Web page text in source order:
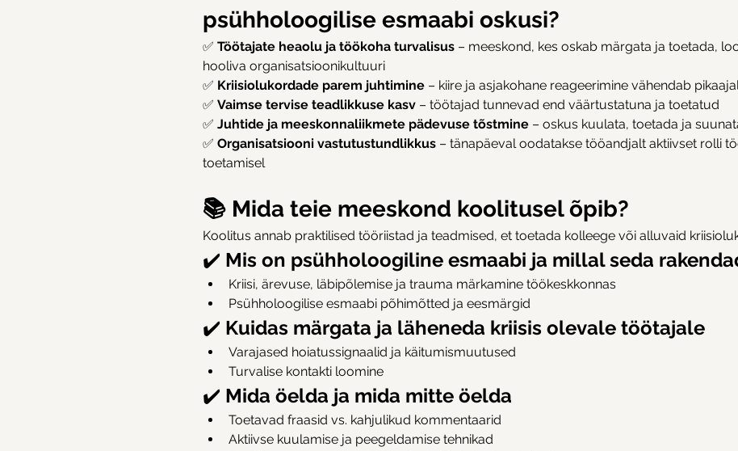
psühholoogilise esmaabi oskusi?
✅ Töötajate heaolu ja töökoha turvalisus – meeskond, kes oskab märgata ja toetada,
hooliva organisatsioonikultuuri
✅ Kriisiolukordade parem juhtimine – kiire ja asjakohane reageerimine vähendab
✅ Vaimse tervise teadlikkuse kasv – töötajad tunnevad end väärtustatuna ja toetatud
✅ Juhtide ja meeskonnaliikmete pädevuse tõstmine – oskus kuulata, toetada ja
✅ Organisatsiooni vastutustundlikkus – tänapäeval oodatakse tööandjalt aktiivset rolli
toetamisel
📚 Mida teie meeskond koolitusel õpib?
Koolitus annab praktilised tööriistad ja teadmised, et toetada kolleege või alluvaid
✔️ Mis on psühholoogiline esmaabi ja millal seda
Kriisi, ärevuse, läbipõlemise ja trauma märkamine töökeskkonnas
Psühholoogilise esmaabi põhimõtted ja eesmärgid
✔️ Kuidas märgata ja läheneda kriisis olevale töötajale
Varajased hoiatussignaalid ja käitumismuutused
Turvalise kontakti loomine
✔️ Mida öelda ja mida mitte öelda
Toetavad fraasid vs. kahjulikud kommentaarid
Aktiivse kuulamise ja peegeldamise tehnikad